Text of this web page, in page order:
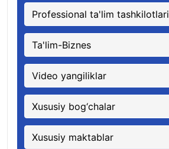
Professional ta'lim tashkilotlari
Ta'lim-Biznes
Video yangiliklar
Xususiy bog‘chalar
Xususiy maktablar